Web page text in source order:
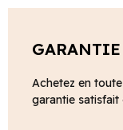
GARANTIE
Achetez en
garantie satisfait